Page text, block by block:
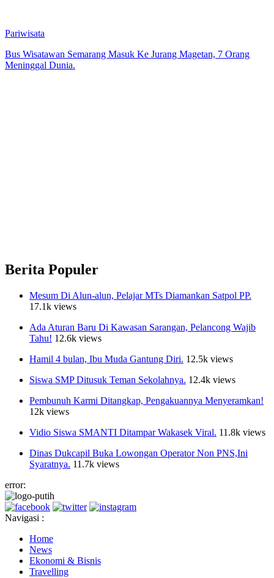
Pariwisata
Bus Wisatawan Semarang Masuk Ke Jurang Magetan, 7 Orang
Meninggal Dunia.
Berita Populer
Mesum Di Alun-alun, Pelajar MTs Diamankan Satpol PP.
17.1k views
Ada Aturan Baru Di Kawasan Sarangan, Pelancong Wajib
Tahu! 12.6k views
Hamil 4 bulan, Ibu Muda Gantung Diri. 12.5k views
Siswa SMP Ditusuk Teman Sekolahnya. 12.4k views
Pembunuh Karmi Ditangkap, Pengakuannya Menyeramkan!
12k views
Vidio Siswa SMANTI Ditampar Wakasek Viral. 11.8k views
Dinas Dukcapil Buka Lowongan Operator Non PNS,Ini
Syaratnya. 11.7k views
error:
Navigasi :
Home
News
Ekonomi & Bisnis
Travelling